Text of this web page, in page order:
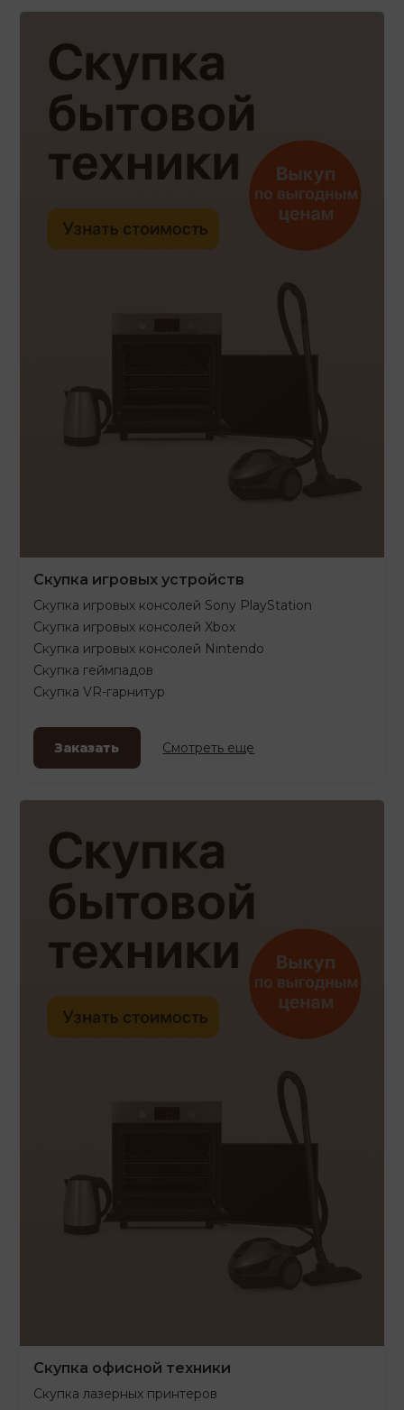
Скупка игровых устройств
Скупка игровых консолей Sony PlayStation
Скупка игровых консолей Xbox
Скупка игровых консолей Nintendo
Скупка геймпадов
Скупка VR-гарнитур
Заказать Смотреть еще
Скупка офисной техники
Скупка лазерных принтеров